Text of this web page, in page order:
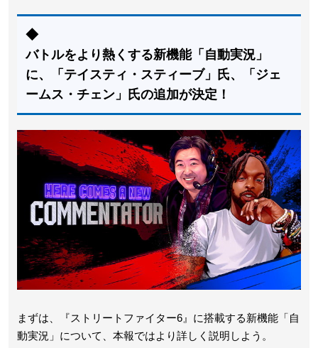
◆
バトルをより熱くする新機能「自動実況」
に、「テイスティ・スティーブ」氏、「ジェ
ームス・チェン」氏の追加が決定！
まずは、『ストリートファイター6』に搭載する新機能「自
動実況」について、本報ではより詳しく説明しよう。